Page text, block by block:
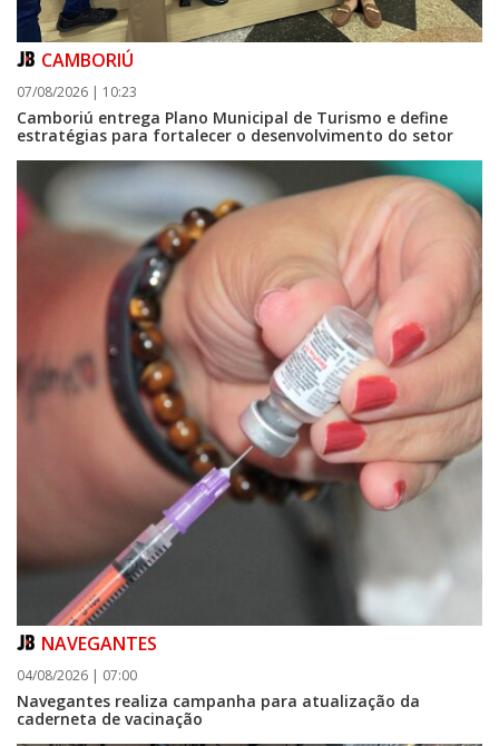
09/08/2026 | 07:00
Exposição revela a jornada de um pai diante da transição da filha em
CAMBORIÚ
07/08/2026 | 10:23
Camboriú entrega Plano Municipal de Turismo e define
estratégias para fortalecer o desenvolvimento do setor
NAVEGANTES
04/08/2026 | 07:00
Navegantes realiza campanha para atualização da
caderneta de vacinação